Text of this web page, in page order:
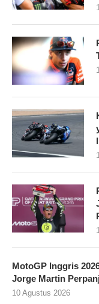
MotoGP Inggris
Jorge Martin
10 Agustus 2026